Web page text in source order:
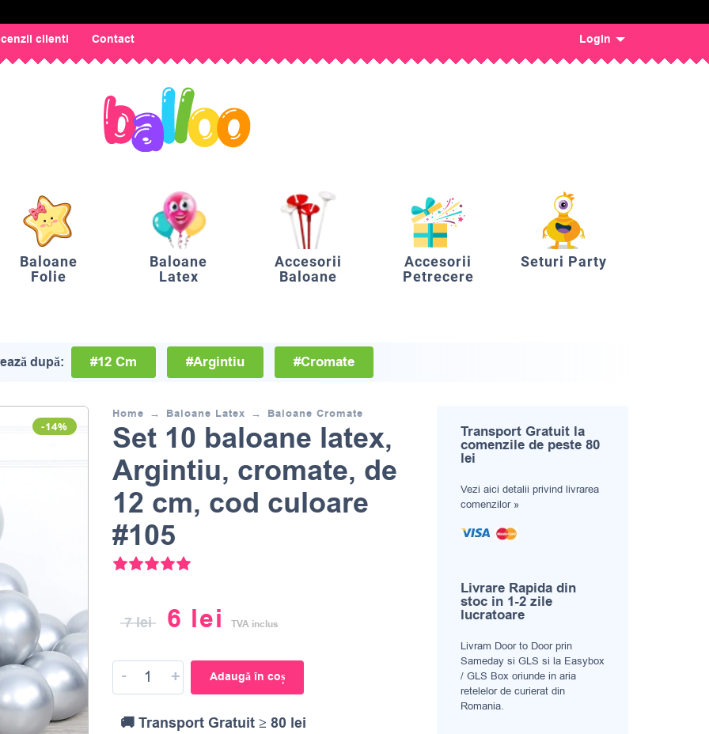
clienti Contact Login
Baloane
Folie
Baloane
Latex
Accesorii
Baloane
Accesorii
Petrecere
Seturi Party
după: #12 Cm #Argintiu #Cromate
-14%
Home Baloane Latex Baloane Cromate
Set 10 baloane latex,
Argintiu, cromate, de
12 cm, cod culoare
#105
Evaluat la
7lei 6 lei TVA inclus
- + Adaugă în coș
🚚 Transport Gratuit ≥ 80 lei
Transport Gratuit la
comenzile de peste 80
lei
Vezi aici detalii privind livrarea
comenzilor »
Livrare Rapida din
stoc in 1-2 zile
lucratoare
Livram Door to Door prin
Sameday si GLS si la Easybox
/ GLS Box oriunde in aria
retelelor de curierat din
Romania.